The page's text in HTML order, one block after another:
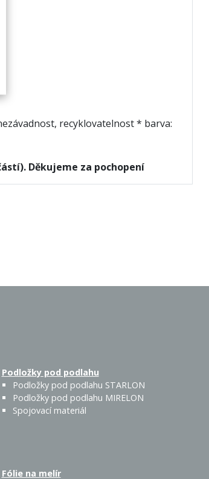
recyklovatelnost * barva:
Děkujeme za pochopení
Podložky pod podlahu
Podložky pod podlahu STARLON
Podložky pod podlahu MIRELON
Spojovací materiál
Fólie na melír